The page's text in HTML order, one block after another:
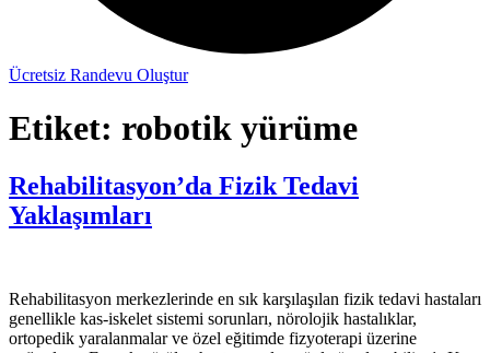
Ücretsiz Randevu Oluştur
Etiket: robotik yürüme
Rehabilitasyon’da Fizik Tedavi
Yaklaşımları
Rehabilitasyon merkezlerinde en sık karşılaşılan fizik tedavi hastaları
genellikle kas-iskelet sistemi sorunları, nörolojik hastalıklar,
ortopedik yaralanmalar ve özel eğitimde fizyoterapi üzerine